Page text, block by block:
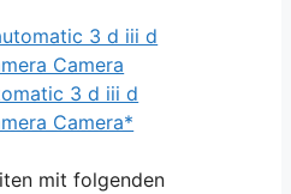
3 d iii d
Camera*
mit folgenden